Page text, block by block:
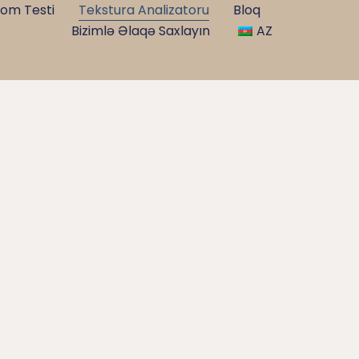
Testi Tekstura Analizatoru
Bloq
Bizimlə Əlaqə Saxlayın
AZ